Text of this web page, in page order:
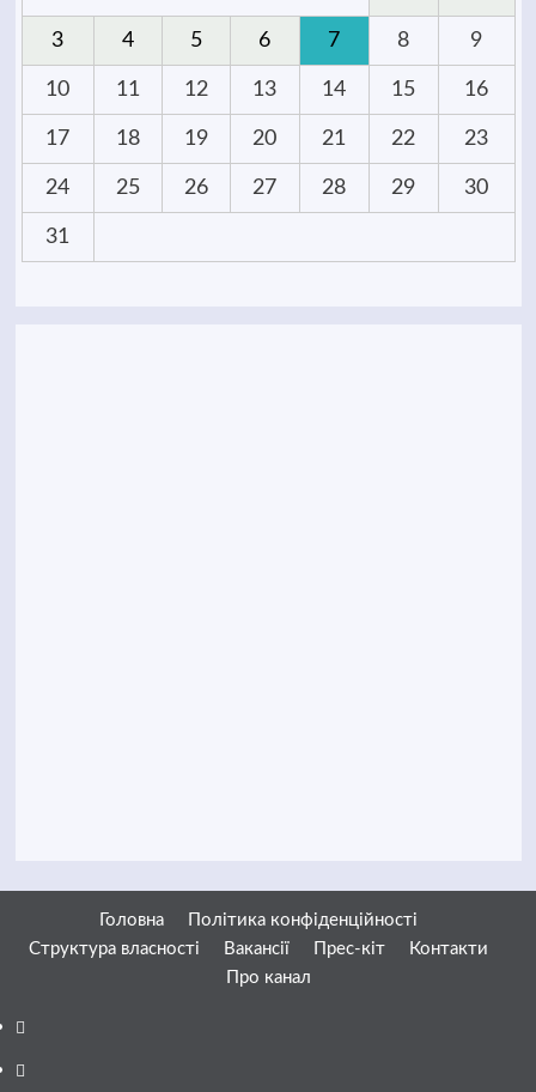
3 4 5 6 7 8 9
10 11 12 13 14 15 16
17 18 19 20 21 22 23
24 25 26 27 28 29 30
31
Головна
Політика конфіденційності
Структура власності
Вакансії Прес-кіт
Контакти
Про канал
Facebook
YouTube